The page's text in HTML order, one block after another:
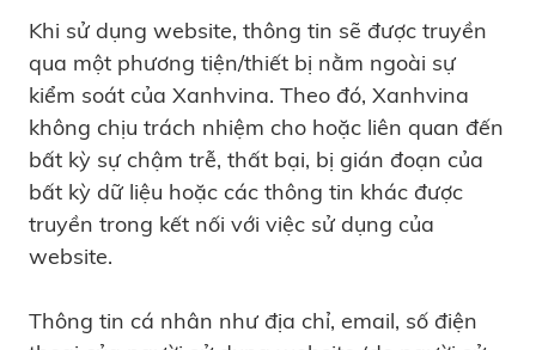
Khi sử dụng website, thông tin sẽ được truyền
qua một phương tiện/thiết bị nằm ngoài sự
kiểm soát của Xanhvina. Theo đó, Xanhvina
không chịu trách nhiệm cho hoặc liên quan đến
bất kỳ sự chậm trễ, thất bại, bị gián đoạn của
bất kỳ dữ liệu hoặc các thông tin khác được
truyền trong kết nối với việc sử dụng của
website.
Thông tin cá nhân như địa chỉ, email, số điện